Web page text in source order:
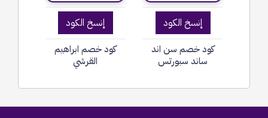
إنسخ الكود
كود خصم سن اند
ساند سبورتس
إنسخ الكود
كود خصم ابراهيم
القرشي